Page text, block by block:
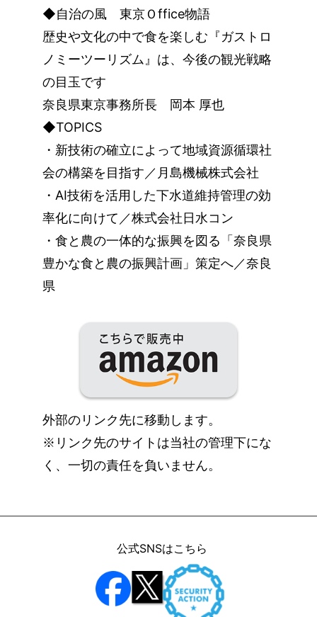
◆自治の風 東京Ｏffice物語
歴史や文化の中で食を楽しむ『ガストロ
ノミーツーリズム』は、今後の観光戦略
の目玉です
奈良県東京事務所長 岡本 厚也
◆TOPICS
・新技術の確立によって地域資源循環社
会の構築を目指す／月島機械株式会社
・AI技術を活用した下水道維持管理の効
率化に向けて／株式会社日水コン
・食と農の一体的な振興を図る「奈良県
豊かな食と農の振興計画」策定へ／奈良
県
外部のリンク先に移動します。
※リンク先のサイトは当社の管理下にな
く、一切の責任を負いません。
公式SNSはこちら